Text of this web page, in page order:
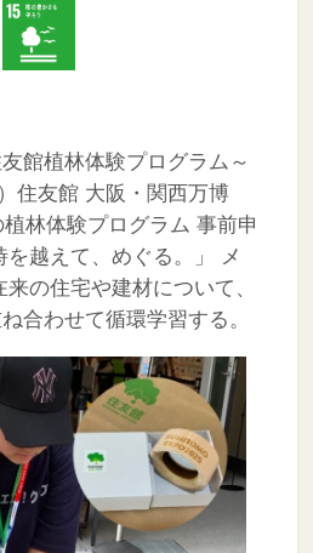
館植林体験プログラム～
住友館大阪・関西万博
林体験プログラム 事前申
を越えて、めぐる。」
メ
の住宅や建材について、
合わせて循環学習する。